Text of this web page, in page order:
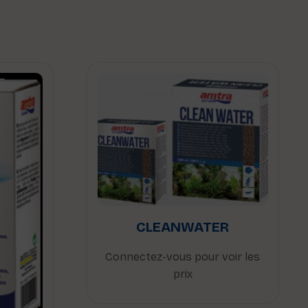
CLEANWATER
Connectez-vous pour voir les
prix